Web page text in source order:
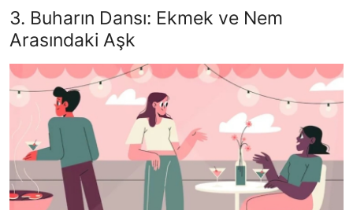
3. Buharın Dansı: Ekmek ve Nem
Arasındaki Aşk